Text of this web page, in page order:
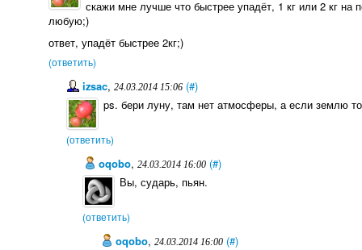
скажи мне лучше что быстрее упадёт, 1 кг или 2 кг на
любую;)
ответ, упадёт быстрее 2кг;)
(ответить)
izsac, 24.03.2014 15:06 (#)
ps. бери луну, там нет атмосферы, а если землю
(ответить)
oqobo,24.03.2014 16:00 (#)
Вы, сударь, пьян.
(ответить)
oqobo, 24.03.2014 16:00 (#)